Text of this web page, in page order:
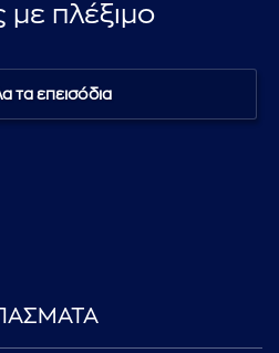
με πλέξιμο
τα επεισόδια